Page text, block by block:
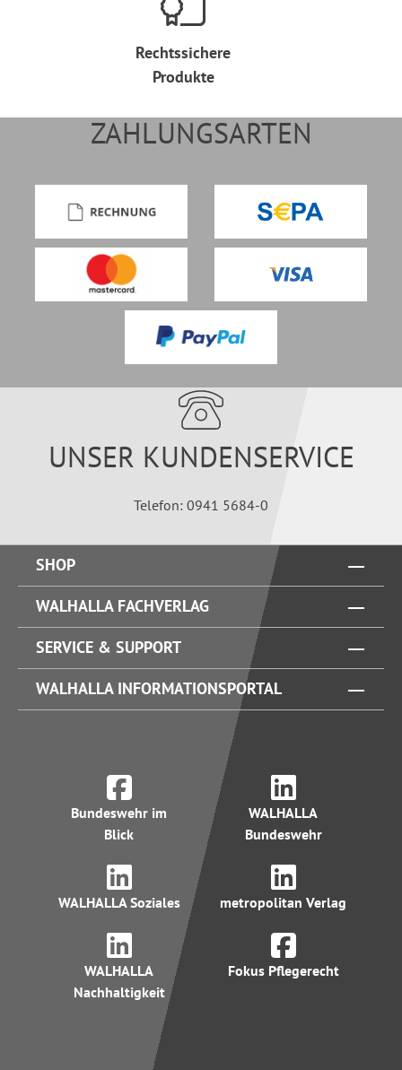
Rechtssichere
Produkte
ZAHLUNGSARTEN
UNSER KUNDENSERVICE
Telefon: 0941 5684-0
SHOP
WALHALLA FACHVERLAG
SERVICE & SUPPORT
WALHALLA INFORMATIONSPORTAL
Bundeswehr im
Blick
WALHALLA
Bundeswehr
WALHALLA Soziales metropolitan Verlag
WALHALLA
Nachhaltigkeit
Fokus Pflegerecht